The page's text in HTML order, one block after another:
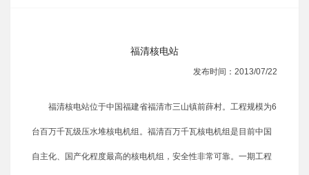
福清核电站
发布时间：2013/07/22
福清核电站位于中国福建省福清市三山镇前薛村。工程规模为6
台百万千瓦级压水堆核电机组。福清百万千瓦核电机组是目前中国
自主化、国产化程度最高的核电机组，安全性非常可靠。一期工程